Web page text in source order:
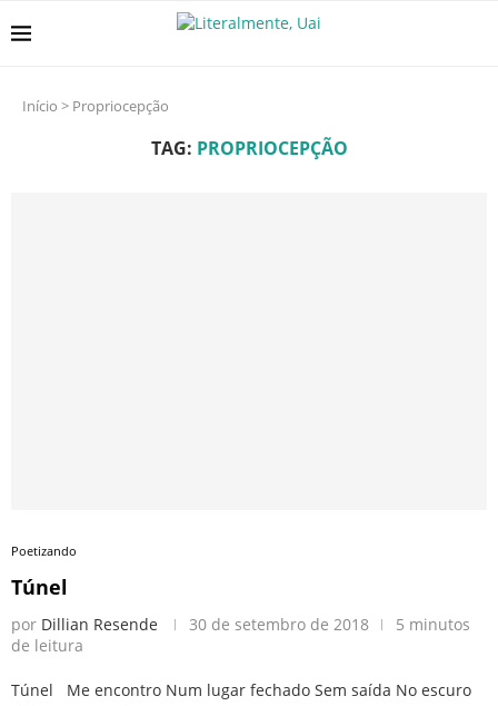
Início > Propriocepção
TAG: PROPRIOCEPÇÃO
Poetizando
Túnel
por Dillian Resende 30 de setembro de 2018
5 minutos
de leitura
Túnel Me encontro Num lugar fechado Sem saída No escuro